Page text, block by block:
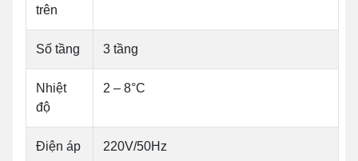
trên
Số tầng 3 tầng
Nhiệt
độ
2 – 8°C
Điện áp 220V/50Hz